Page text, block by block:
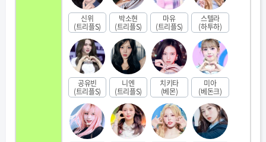
신위
(트리플S)
박소현
(트리플S)
마유
(트리플S)
스텔라
(하투하)
공유빈
(트리플S)
니엔
(트리플S)
치키타
(베몬)
미아
(베돈크)